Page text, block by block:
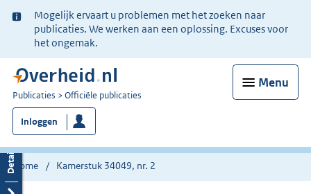
Ter
informatie:
Mogelijk ervaart u problemen met het zoeken naar
publicaties. We werken aan een oplossing. Excuses voor
het ongemak.
Menu
U
bent
nu
hier:
Publicaties Officiële publicaties
Inloggen
Home Kamerstuk 34049, nr. 2